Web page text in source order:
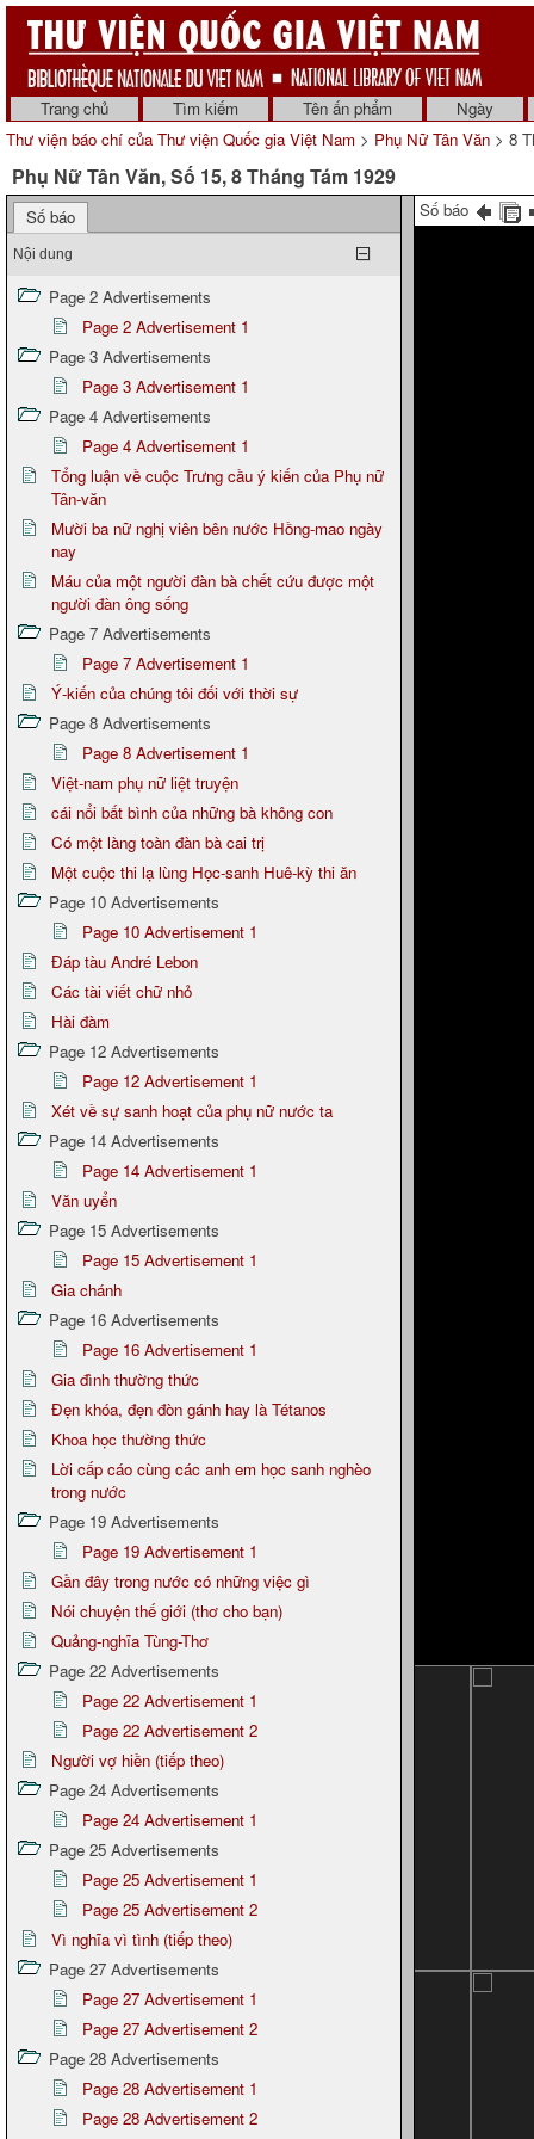
Trang chủ Tìm kiếm Tên ấn phẩm
Ngày
Thư viện báo chí của Thư viện Quốc gia Việt Nam > Phụ Nữ Tân Văn > 8
Phụ Nữ Tân Văn, Số 15, 8 Tháng Tám 1929
Số báo
Nội dung
Page 2 Advertisements
Page 2 Advertisement 1
Page 3 Advertisements
Page 3 Advertisement 1
Page 4 Advertisements
Page 4 Advertisement 1
Tổng luận về cuộc Trưng cầu ý kiến của Phụ nữ
Tân-văn
Mười ba nữ nghị viên bên nước Hồng-mao ngày
nay
Máu của một người đàn bà chết cứu được một
người đàn ông sống
Page 7 Advertisements
Page 7 Advertisement 1
Ý-kiến của chúng tôi đối với thời sự
Page 8 Advertisements
Page 8 Advertisement 1
Việt-nam phụ nữ liệt truyện
cái nổi bất bình của những bà không con
Có một làng toàn đàn bà cai trị
Một cuộc thi lạ lùng Học-sanh Huê-kỳ thi ăn
Page 10 Advertisements
Page 10 Advertisement 1
Đáp tàu André Lebon
Các tài viết chữ nhỏ
Hài đàm
Page 12 Advertisements
Page 12 Advertisement 1
Xét về sự sanh hoạt của phụ nữ nước ta
Page 14 Advertisements
Page 14 Advertisement 1
Văn uyển
Page 15 Advertisements
Page 15 Advertisement 1
Gia chánh
Page 16 Advertisements
Page 16 Advertisement 1
Gia đình thường thức
Đẹn khóa, đẹn đòn gánh hay là Tétanos
Khoa học thường thức
Lời cấp cáo cùng các anh em học sanh nghèo
trong nước
Page 19 Advertisements
Page 19 Advertisement 1
Gần đây trong nước có những việc gì
Nói chuyện thế giới (thơ cho bạn)
Quảng-nghĩa Tùng-Thơ
Page 22 Advertisements
Page 22 Advertisement 1
Page 22 Advertisement 2
Người vợ hiền (tiếp theo)
Page 24 Advertisements
Page 24 Advertisement 1
Page 25 Advertisements
Page 25 Advertisement 1
Page 25 Advertisement 2
Vì nghĩa vì tình (tiếp theo)
Page 27 Advertisements
Page 27 Advertisement 1
Page 27 Advertisement 2
Page 28 Advertisements
Page 28 Advertisement 1
Page 28 Advertisement 2
Số báo